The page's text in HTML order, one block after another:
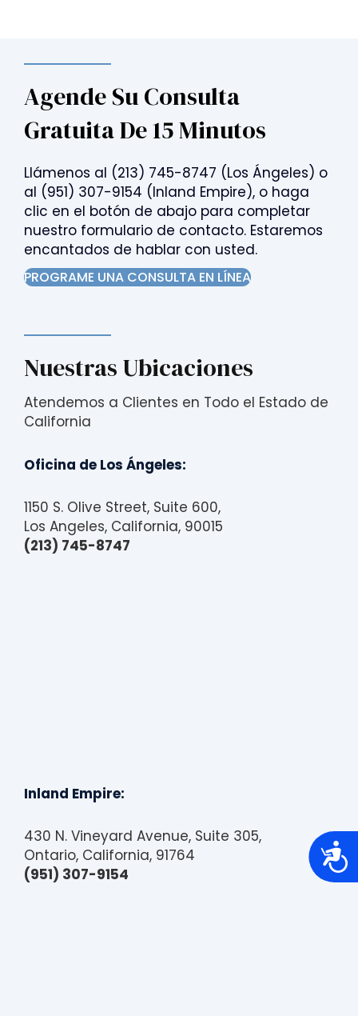
A
c
e
Agende Su Consulta
Gratuita De 15 Minutos
Llámenos al (213) 745-8747 (Los Ángeles) o
al (951) 307-9154 (Inland Empire), o haga
clic en el botón de abajo para completar
nuestro formulario de contacto. Estaremos
encantados de hablar con usted.
PROGRAME UNA CONSULTA EN LÍNEA
Nuestras Ubicaciones
Atendemos a Clientes en Todo el Estado de
California
Oficina de Los Ángeles:
1150 S. Olive Street, Suite 600,
Los Angeles, California, 90015
(213) 745-8747
Inland Empire:
430 N. Vineyard Avenue, Suite 305,
Ontario, California, 91764
(951) 307-9154